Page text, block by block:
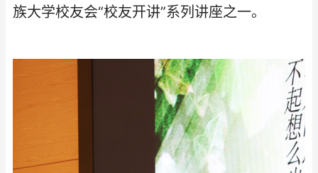
族大学校友会“校友开讲”系列讲座之一。